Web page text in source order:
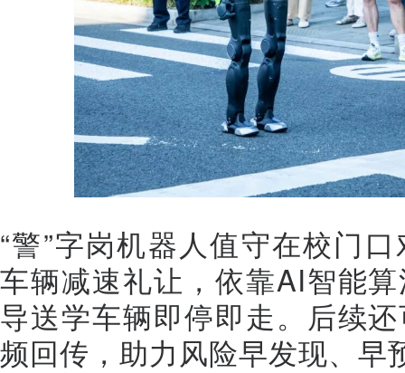
“警”字岗机器人值守在校门
车辆减速礼让，依靠AI智能
导送学车辆即停即走。后续
频回传，助力风险早发现、早